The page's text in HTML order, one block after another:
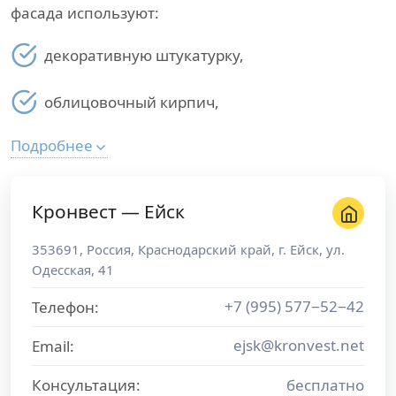
фасада используют:
декоративную штукатурку,
облицовочный кирпич,
Подробнее
Кронвест — Ейск
353691 , Россия, Краснодарский край, г. Ейск, ул.
Одесская, 41
Телефон:
+7 (995) 577−52−42
Email:
ejsk@kronvest.net
Консультация:
бесплатно